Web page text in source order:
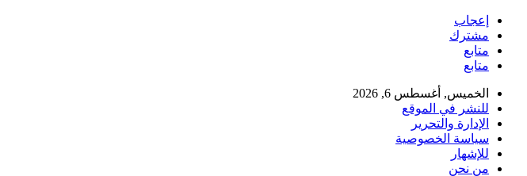
إعجاب
مشترك
متابع
متابع
الخميس, أغسطس 6, 2026
للنشر في الموقع
الإدارة والتحرير
سياسة الخصوصية
للإشهار
من نحن